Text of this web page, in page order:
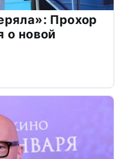
Прохор
о новой